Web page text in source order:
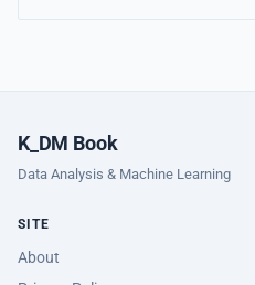
K_DM Book
Data Analysis & Machine Learning
SITE
About